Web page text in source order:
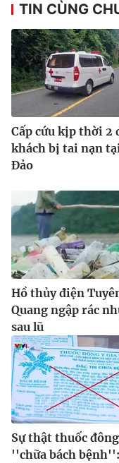
TIN CÙNG
Cấp cứu kịp thời 2
khách bị tai nạn
Đảo
Hồ thủy điện
Quang ngập rác
sau lũ
Sự thật thuốc
''chữa bách bệnh'':